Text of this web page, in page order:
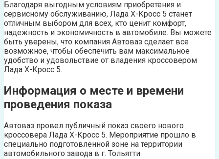
Благодаря выгодным условиям приобретения и
сервисному обслуживанию, Лада Х-Кросс 5 станет
отличным выбором для всех, кто ценит комфорт,
надежность и экономичность в автомобиле. Вы можете
быть уверены, что компания Автоваз сделает все
возможное, чтобы обеспечить вам максимальное
удобство и удовольствие от владения кроссовером
Лада Х-Кросс 5.
Информация о месте и времени
проведения показа
Автоваз провел публичный показ своего нового
кроссовера Лада Х-Кросс 5. Мероприятие прошло в
специально подготовленной зоне на территории
автомобильного завода в г. Тольятти.